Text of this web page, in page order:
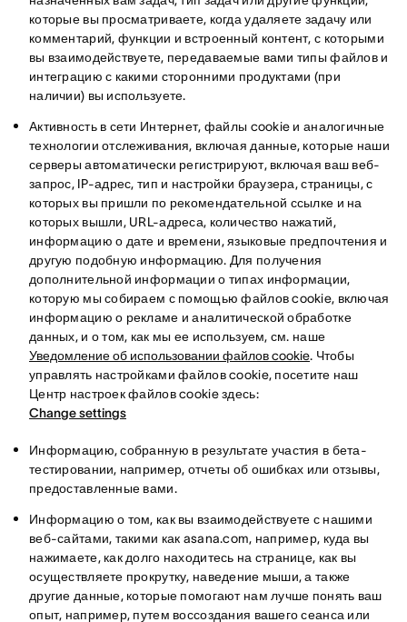
которые вы просматриваете, когда удаляете задачу или
комментарий, функции и встроенный контент, с которыми
вы взаимодействуете, передаваемые вами типы файлов и
интеграцию с какими сторонними продуктами (при
наличии) вы используете.
Активность в сети Интернет, файлы cookie и аналогичные
технологии отслеживания, включая данные, которые наши
серверы автоматически регистрируют, включая ваш веб-
запрос, IP-адрес, тип и настройки браузера, страницы, с
которых вы пришли по рекомендательной ссылке и на
которых вышли, URL-адреса, количество нажатий,
информацию о дате и времени, языковые предпочтения и
другую подобную информацию. Для получения
дополнительной информации о типах информации,
которую мы собираем с помощью файлов cookie, включая
информацию о рекламе и аналитической обработке
данных, и о том, как мы ее используем, см. наше
Уведомление об использовании файлов cookie. Чтобы
управлять настройками файлов cookie, посетите наш
Центр настроек файлов cookie здесь:
Change settings
Информацию, собранную в результате участия в бета-
тестировании, например, отчеты об ошибках или отзывы,
предоставленные вами.
Информацию о том, как вы взаимодействуете с нашими
веб-сайтами, такими как asana.com, например, куда вы
нажимаете, как долго находитесь на странице, как вы
осуществляете прокрутку, наведение мыши, а также
другие данные, которые помогают нам лучше понять ваш
опыт, например, путем воссоздания вашего сеанса или